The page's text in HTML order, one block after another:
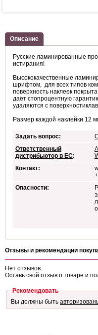
Описание
Русские ламинированные
истирания!
Высококачественные
шрифтом, для всех типов
поверхность наклеек
даёт стопроцентную
удаляются с
Размер каждой наклейки 12
Задать вопрос:
Ответственный
дистрибьютор в ЕС:
Контакт:
Опасности:
Отзывы и рекомендации
Нет отзывов.
Оставь свой отзыв о товаре и
Рекомендовать
Вы должны быть